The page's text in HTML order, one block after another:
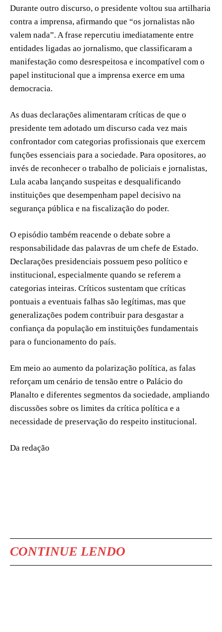
Durante outro discurso, o presidente voltou sua artilharia
contra a imprensa, afirmando que “os jornalistas não
valem nada”. A frase repercutiu imediatamente entre
entidades ligadas ao jornalismo, que classificaram a
manifestação como desrespeitosa e incompatível com o
papel institucional que a imprensa exerce em uma
democracia.
As duas declarações alimentaram críticas de que o
presidente tem adotado um discurso cada vez mais
confrontador com categorias profissionais que exercem
funções essenciais para a sociedade. Para opositores, ao
invés de reconhecer o trabalho de policiais e jornalistas,
Lula acaba lançando suspeitas e desqualificando
instituições que desempenham papel decisivo na
segurança pública e na fiscalização do poder.
O episódio também reacende o debate sobre a
responsabilidade das palavras de um chefe de Estado.
Declarações presidenciais possuem peso político e
institucional, especialmente quando se referem a
categorias inteiras. Críticos sustentam que críticas
pontuais a eventuais falhas são legítimas, mas que
generalizações podem contribuir para desgastar a
confiança da população em instituições fundamentais
para o funcionamento do país.
Em meio ao aumento da polarização política, as falas
reforçam um cenário de tensão entre o Palácio do
Planalto e diferentes segmentos da sociedade, ampliando
discussões sobre os limites da crítica política e a
necessidade de preservação do respeito institucional.
Da redação
CONTINUE LENDO